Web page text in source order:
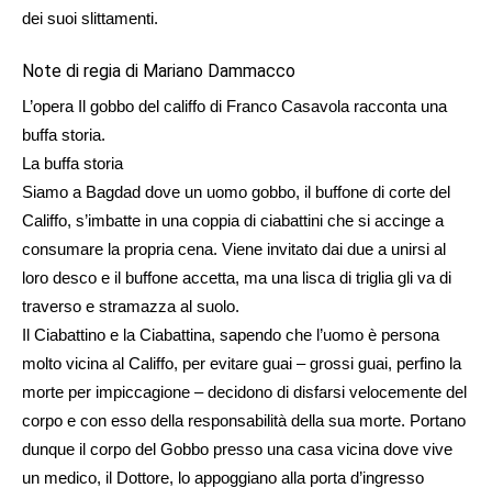
dei suoi slittamenti.
Note di regia di Mariano Dammacco
L’opera Il gobbo del califfo di Franco Casavola racconta una
buffa storia.
La buffa storia
Siamo a Bagdad dove un uomo gobbo, il buffone di corte del
Califfo, s’imbatte in una coppia di ciabattini che si accinge a
consumare la propria cena. Viene invitato dai due a unirsi al
loro desco e il buffone accetta, ma una lisca di triglia gli va di
traverso e stramazza al suolo.
Il Ciabattino e la Ciabattina, sapendo che l’uomo è persona
molto vicina al Califfo, per evitare guai – grossi guai, perfino la
morte per impiccagione – decidono di disfarsi velocemente del
corpo e con esso della responsabilità della sua morte. Portano
dunque il corpo del Gobbo presso una casa vicina dove vive
un medico, il Dottore, lo appoggiano alla porta d’ingresso